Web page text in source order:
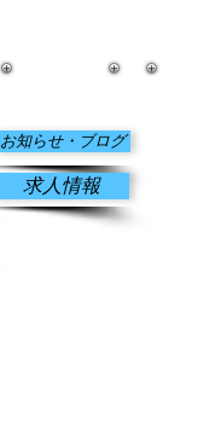
お知らせ・ブログ
求人情報